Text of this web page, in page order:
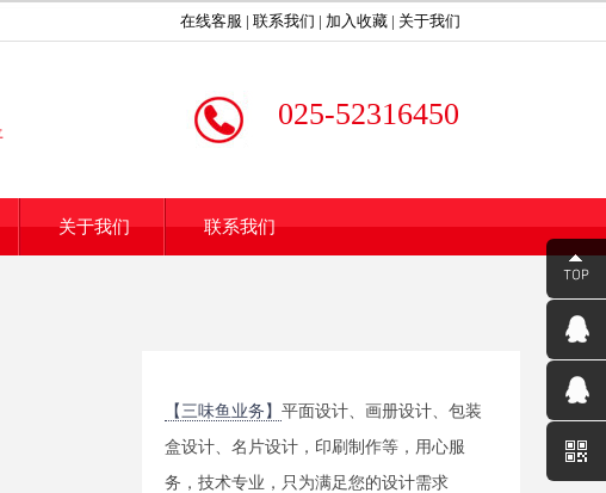
关于我们
加入收藏 |
联系我们 |
在线客服 |
025-52316450
关于我们 联系我们
【三味鱼业务】平面设计、画册设计、包装
盒设计、名片设计，印刷制作等，用心服
务，技术专业，只为满足您的设计需求